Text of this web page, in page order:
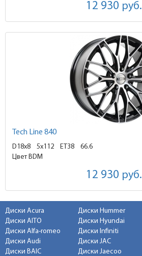
12 930 руб.
Tech Line 840
D18x8 5x112 ET38
66.6
Цвет BDM
12 930 руб.
Диски Acura
Диски AITO
Диски Alfa-romeo
Диски Audi
Диски BAIC
Диски Hummer
Диски Hyundai
Диски Infiniti
Диски JAC
Диски Jaecoo